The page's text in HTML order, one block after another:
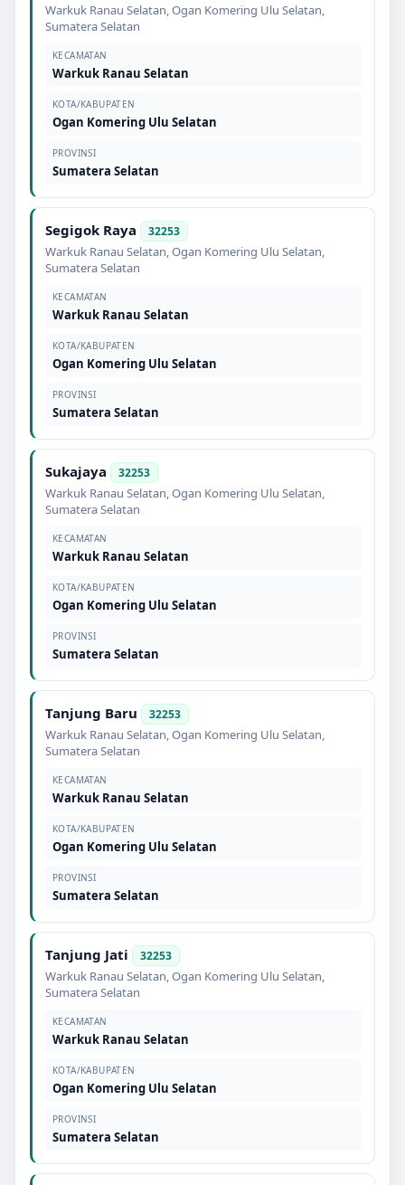
Warkuk Ranau Selatan,Ogan Komering Ulu Selatan,
Sumatera Selatan
KECAMATAN
Warkuk Ranau Selatan
KOTA/KABUPATEN
Ogan Komering Ulu Selatan
PROVINSI
Sumatera Selatan
Segigok Raya 32253
Warkuk Ranau Selatan,Ogan Komering Ulu Selatan,
Sumatera Selatan
KECAMATAN
Warkuk Ranau Selatan
KOTA/KABUPATEN
Ogan Komering Ulu Selatan
PROVINSI
Sumatera Selatan
Sukajaya 32253
Warkuk Ranau Selatan,Ogan Komering Ulu Selatan,
Sumatera Selatan
KECAMATAN
Warkuk Ranau Selatan
KOTA/KABUPATEN
Ogan Komering Ulu Selatan
PROVINSI
Sumatera Selatan
Tanjung Baru 32253
Warkuk Ranau Selatan,Ogan Komering Ulu Selatan,
Sumatera Selatan
KECAMATAN
Warkuk Ranau Selatan
KOTA/KABUPATEN
Ogan Komering Ulu Selatan
PROVINSI
Sumatera Selatan
Tanjung Jati 32253
Warkuk Ranau Selatan,Ogan Komering Ulu Selatan,
Sumatera Selatan
KECAMATAN
Warkuk Ranau Selatan
KOTA/KABUPATEN
Ogan Komering Ulu Selatan
PROVINSI
Sumatera Selatan